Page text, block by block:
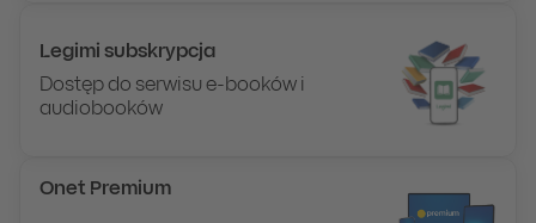
Legimi subskrypcja
Dostęp do serwisu e-booków i
audiobooków
Onet Premium